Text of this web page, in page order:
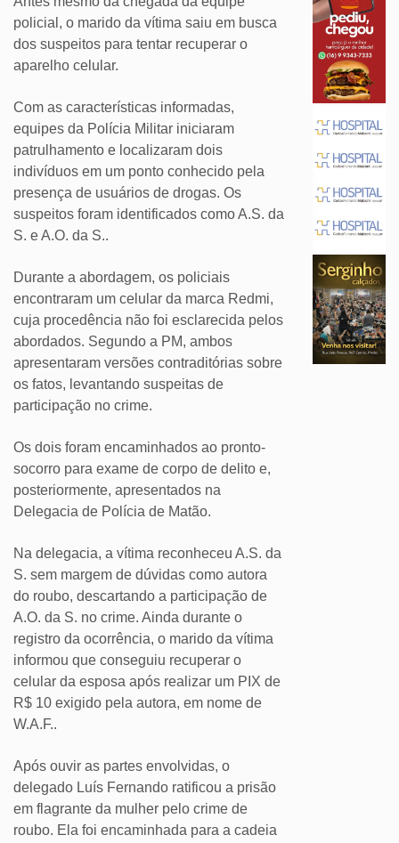
policial, o marido da vítima saiu em busca
dos suspeitos para tentar recuperar o
aparelho celular.
Com as características informadas,
equipes da Polícia Militar iniciaram
patrulhamento e localizaram dois
indivíduos em um ponto conhecido pela
presença de usuários de drogas. Os
suspeitos foram identificados como A.S. da
S. e A.O. da S..
Durante a abordagem, os policiais
encontraram um celular da marca Redmi,
cuja procedência não foi esclarecida pelos
abordados. Segundo a PM, ambos
apresentaram versões contraditórias sobre
os fatos, levantando suspeitas de
participação no crime.
Os dois foram encaminhados ao pronto-
socorro para exame de corpo de delito e,
posteriormente, apresentados na
Delegacia de Polícia de Matão.
Na delegacia, a vítima reconheceu A.S. da
S. sem margem de dúvidas como autora
do roubo, descartando a participação de
A.O. da S. no crime. Ainda durante o
registro da ocorrência, o marido da vítima
informou que conseguiu recuperar o
celular da esposa após realizar um PIX de
R$ 10 exigido pela autora, em nome de
W.A.F..
Após ouvir as partes envolvidas, o
delegado Luís Fernando ratificou a prisão
em flagrante da mulher pelo crime de
roubo. Ela foi encaminhada para a cadeia